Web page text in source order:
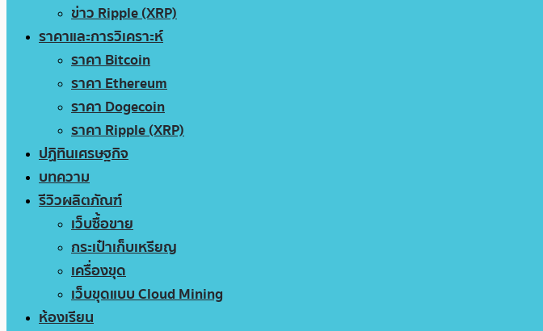
ข่าว Ripple (XRP)
ราคาและการวิเคราะห์
ราคา Bitcoin
ราคา Ethereum
ราคา Dogecoin
ราคา Ripple (XRP)
ปฏิทินเศรษฐกิจ
บทความ
รีวิวผลิตภัณฑ์
เว็บซื้อขาย
กระเป๋าเก็บเหรียญ
เครื่องขุด
เว็บขุดแบบ Cloud Mining
ห้องเรียน